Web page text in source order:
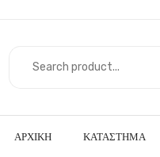
ΑΡΧΙΚΉ ΚΑΤΆΣΤΗΜΑ